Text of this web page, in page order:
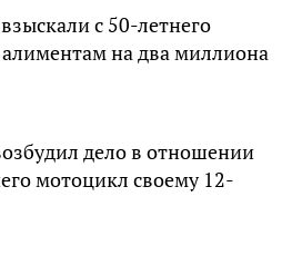
с 50-летнего
на два миллиона
дело в отношении
мотоцикл своему 12-